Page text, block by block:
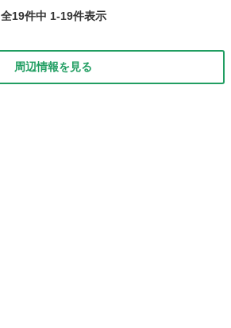
全19件中 1-19件表示
周辺情報を見る